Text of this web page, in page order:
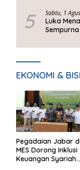
5 Sabtu, 1
Luka
EKONOMI &
Pegadaian Jabar
MES Dorong Inklusi
Keuangan Syariah